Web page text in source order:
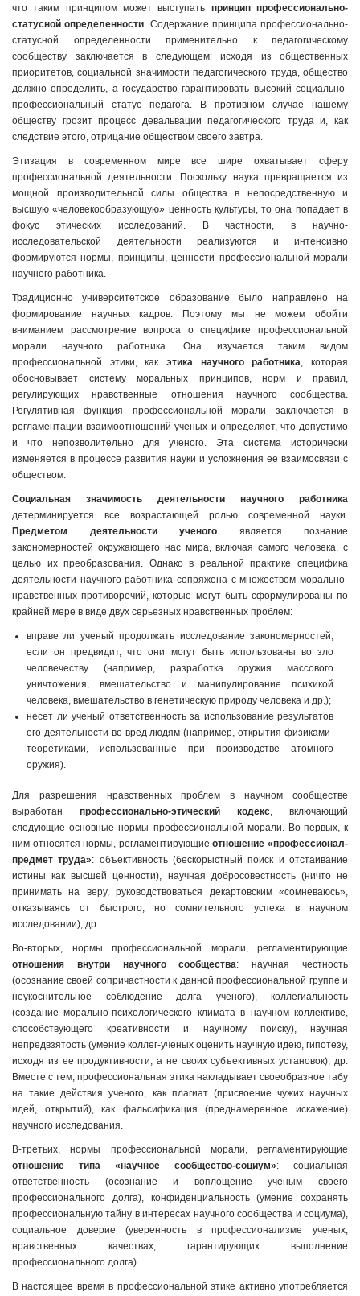
что таким принципом может выступать принцип профессионально-
статусной определенности. Содержание принципа профессионально-
статусной определенности применительно к педагогическому
сообществу заключается в следующем: исходя из общественных
приоритетов, социальной значимости педагогического труда, общество
должно определить, а государство гарантировать высокий социально-
профессиональный статус педагога. В противном случае нашему
обществу грозит процесс девальвации педагогического труда и, как
следствие этого, отрицание обществом своего завтра.
Этизация в современном мире все шире охватывает сферу
профессиональной деятельности. Поскольку наука превращается из
мощной производительной силы общества в непосредственную и
высшую «человекообразующую» ценность культуры, то она попадает в
фокус этических исследований. В частности, в научно-
исследовательской деятельности реализуются и интенсивно
формируются нормы, принципы, ценности профессиональной морали
научного работника.
Традиционно университетское образование было направлено на
формирование научных кадров. Поэтому мы не можем обойти
вниманием рассмотрение вопроса о специфике профессиональной
морали научного работника. Она изучается таким видом
профессиональной этики, как этика научного работника, которая
обосновывает систему моральных принципов, норм и правил,
регулирующих нравственные отношения научного сообщества.
Регулятивная функция профессиональной морали заключается в
регламентации взаимоотношений ученых и определяет, что допустимо
и что непозволительно для ученого. Эта система исторически
изменяется в процессе развития науки и усложнения ее взаимосвязи с
обществом.
Социальная значимость деятельности научного работника
детерминируется все возрастающей ролью современной науки.
Предметом деятельности ученого является познание
закономерностей окружающего нас мира, включая самого человека, с
целью их преобразования. Однако в реальной практике специфика
деятельности научного работника сопряжена с множеством морально-
нравственных противоречий, которые могут быть сформулированы по
крайней мере в виде двух серьезных нравственных проблем:
вправе ли ученый продолжать исследование закономерностей,
если он предвидит, что они могут быть использованы во зло
человечеству (например, разработка оружия массового
уничтожения, вмешательство и манипулирование психикой
человека, вмешательство в генетическую природу человека и др.);
несет ли ученый ответственность за использование результатов
его деятельности во вред людям (например, открытия физиками-
теоретиками, использованные при производстве атомного
оружия).
Для разрешения нравственных проблем в научном сообществе
выработан профессионально-этический кодекс, включающий
следующие основные нормы профессиональной морали. Во-первых, к
ним относятся нормы, регламентирующиеотношение «профессионал-
предмет труда»: объективность (бескорыстный поиск и отстаивание
истины как высшей ценности), научная добросовестность (ничто не
принимать на веру, руководствоваться декартовским «сомневаюсь»,
отказываясь от быстрого, но сомнительного успеха в научном
исследовании), др.
Во-вторых, нормы профессиональной морали, регламентирующие
отношения внутри научного сообщества: научная честность
(осознание своей сопричастности к данной профессиональной группе и
неукоснительное соблюдение долга ученого), коллегиальность
(создание морально-психологического климата в научном коллективе,
способствующего креативности и научному поиску), научная
непредвзятость (умение коллег-ученых оценить научную идею, гипотезу,
исходя из ее продуктивности, а не своих субъективных установок), др.
Вместе с тем, профессиональная этика накладывает своеобразное табу
на такие действия ученого, как плагиат (присвоение чужих научных
идей, открытий), как фальсификация (преднамеренное искажение)
научного исследования.
В-третьих, нормы профессиональной морали, регламентирующие
отношение типа «научное сообщество-социум»: социальная
ответственность (осознание и воплощение ученым своего
профессионального долга), конфиденциальность (умение сохранять
профессиональную тайну в интересах научного сообщества и социума),
социальное доверие (уверенность в профессионализме ученых,
нравственных качествах, гарантирующих выполнение
профессионального долга).
В настоящее время в профессиональной этике активно употребляется